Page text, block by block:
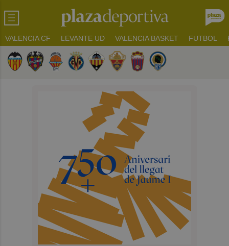
VALENCIA CF LEVANTE UD VALENCIA BASKET FUTBOL